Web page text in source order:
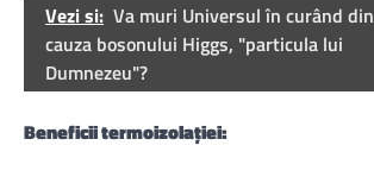
Vezi si: Va muri Universul în curând din
cauza bosonului Higgs, "particula lui
Dumnezeu"?
Beneficii termoizolației: